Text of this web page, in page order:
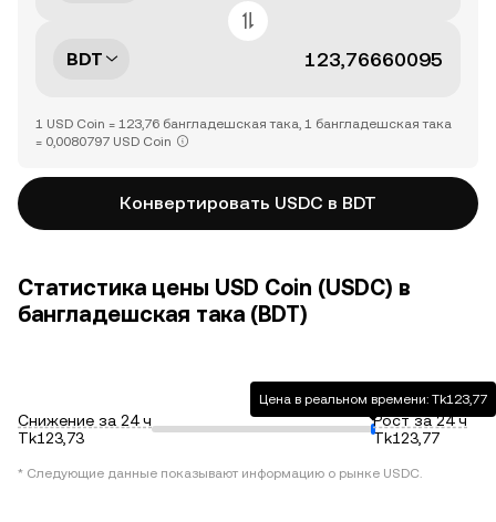
BDT
1 USD Coin = 123,76 бангладешская така, 1 бангладешская така
= 0,0080797 USD Coin
Конвертировать USDC в BDT
Статистика цены USD Coin (USDC) в
бангладешская така (BDT)
Снижение за 24 ч
Tk123,73
Цена в реальном времени: Tk123,77
Рост за 24 ч
Tk123,77
* Следующие данные показывают информацию о рынке USDC.